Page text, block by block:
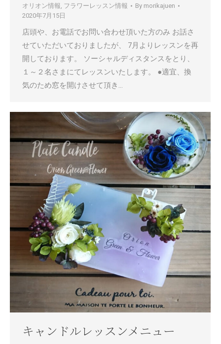
オリオン情報, フラワーレッスン情報 By morikajuen
2020年7月15日
店頭や、お電話でお問い合わせ頂いた方のみ お話さ
せていただいておりましたが、 7月よりレッスンを再
開しております。 ソーシャルディスタンスをとり、
１～２名さまにてレッスンいたします。 ●適宜、換
気のため窓を開けさせて頂き…
キャンドルレッスンメニュー